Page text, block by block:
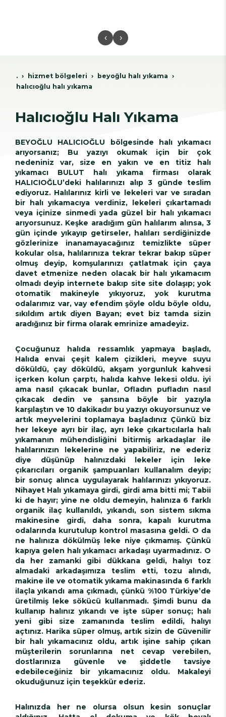
‹ ›
. hi̇zmet bölgeleri̇
beyoğlu hali yikama
halıcıoğlu halı yıkama
Halıcıoğlu Halı Yıkama
BEYOĞLU HALICIOĞLU bölgesinde halı yıkamacı
arıyorsanız; Bu yazıyı okumak için bir çok
nedeniniz var, size en yakın ve en titiz halı
yıkamacı BULUT halı yıkama firması olarak
HALICIOĞLU’deki halılarınızı alıp 3 günde teslim
ediyoruz. Halılarınız kirli ve lekeleri var ve sıradan
bir halı yıkamacıya verdiniz, lekeleri çıkartamadı
veya içinize sinmedi yada güzel bir halı yıkamacı
arıyorsunuz. Keşke aradığım gün halılarım alınsa, 3
gün içinde yıkayıp getirseler, halıları serdiğinizde
gözlerinize inanamayacağınız temizlikte süper
kokular olsa, halılarınıza tekrar tekrar bakıp süper
olmuş deyip, komşularınızı çatlatmak için çaya
davet etmenize neden olacak bir halı yıkamacım
olmadı deyip internete bakıp site site dolaşıp; yok
otomatik makineyle yıkıyoruz, yok kurutma
odalarımız var, vay efendim şöyle oldu böyle oldu,
sıkıldım artık diyen Bayan; evet biz tamda sizin
aradığınız bir firma olarak emrinize amadeyiz.
Çocuğunuz halıda ressamlık yapmaya başladı,
Halıda envai çeşit kalem çizikleri, meyve suyu
döküldü, çay döküldü, akşam yorgunluk kahvesi
içerken kolun çarptı, halıda kahve lekesi oldu. iyi
ama nasıl çıkacak bunlar, Ofladın pufladın nasıl
çıkacak dedin ve şansına böyle bir yazıyla
karşılaştın ve 10 dakikadır bu yazıyı okuyorsunuz ve
artık meyvelerini toplamaya başladınız Çünkü biz
her lekeye ayrı bir ilaç, ayrı leke çıkartıcılarla halı
yıkamanın mühendisliğini bitirmiş arkadaşlar ile
halılarınızın lekelerine ne yapabiliriz, ne ederiz
diye düşünüp halınızdaki lekeler için leke
çıkarıcıları organik şampuanları kullanalım deyip;
bir sonuç alınca uygulayarak halılarınızı yıkıyoruz.
Nihayet Halı yıkamaya girdi, girdi ama bitti mi; Tabii
ki de hayır; yine ne oldu demeyin, halınıza 6 farklı
organik ilaç kullanıldı, yıkandı, son sistem sıkma
makinesine girdi, daha sonra, kapalı kurutma
odalarında kurutulup kontrol masasına geldi. O da
ne halınıza dökülmüş leke niye çıkmamış. Çünkü
kapıya gelen halı yıkamacı arkadaşı uyarmadınız. O
da her zamanki gibi dükkana geldi, halıyı toz
almadaki arkadaşımıza teslim etti, tozu alındı,
makine ile ve otomatik yıkama makinasında 6 farklı
ilaçla yıkandı ama çıkmadı, çünkü %100 Türkiye’de
üretilmiş leke sökücü kullanmadı. Şimdi bunu da
kullanıp halınız yıkandı ve işte süper sonuç; halı
yeni gibi size zamanında teslim edildi, halıyı
açtınız. Harika süper olmuş, artık sizin de Güvenilir
bir halı yıkamacınız oldu, artık işine sahip çıkan
müşterilerin sorunlarına net cevap verebilen,
dostlarınıza güvenle ve şiddetle tavsiye
edebileceğiniz bir yıkamacınız oldu. Makaleyi
okuduğunuz için teşekkür ederiz.
Halınızda her ne olursa olsun kesin sonuçlar